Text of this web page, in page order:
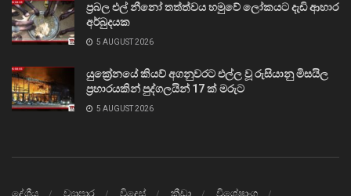
ප්‍රබල එල් නීනෝ තත්ත්වය හමුවේ ලෝකයට දැඩි ආහාර
අර්බුදයක
5 AUGUST 2026
යුක්‍රේනයේ කියව් අගනුවරට එල්ල වූ රුසියානු මිසයිල
ප්‍රහාරයකින් පුද්ගලයින් 17 ක් මරුට
5 AUGUST 2026
දේශීය ව්‍යාපාර විදෙස් ක්‍රීඩා විශේෂාංග